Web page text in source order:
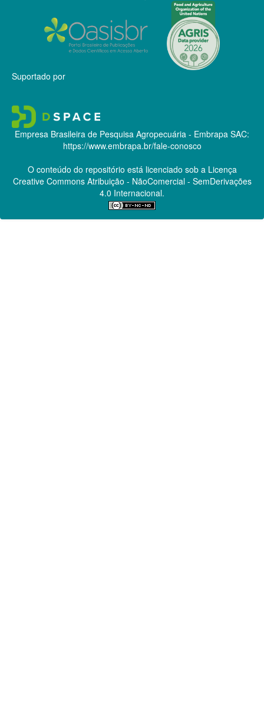
Suportado por
Empresa Brasileira de Pesquisa Agropecuária - Embrapa SAC:
https://www.embrapa.br/fale-conosco
O conteúdo do repositório está licenciado sob a Licença
Creative CommonsAtribuição - NãoComercial - SemDerivações
4.0 Internacional.